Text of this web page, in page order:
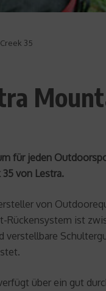
35
für jeden
von Lestra.
von
Rückensystem ist
über ein gut